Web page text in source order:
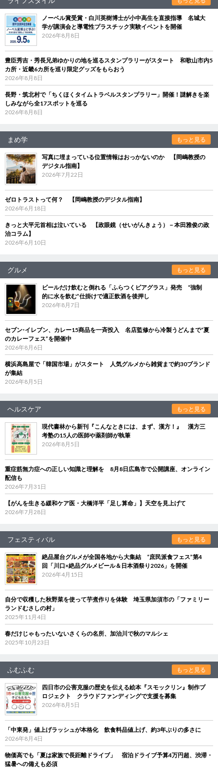
ノーベル賞受賞・白川英樹博士が小中高生を直接指導 名城大
学が講演会と導電性プラスチック実験イベントを開催
2026年8月8日
豊臣秀吉・秀長兄弟ゆかりの地を巡るスタンプラリーがスタート 和歌山市内5
カ所・近畿6カ所を巡り限定グッズをもらおう
2026年8月8日
長野・筑北村で「ちくほくタイムトラベルスタンプラリー」開催！謎解きを楽
しみながら全17スポットを巡る
2026年8月8日
まめ学 もっと見る
写真に埋まっている位置情報はおっかないのか 【岡嶋教授の
デジタル指南】
2026年7月22日
ゼロトラストって何？ 【岡嶋教授のデジタル指南】
2026年6月18日
きっと大平元首相は泣いている 【政眼鏡（せいがんきょう）－本田雅俊の政
治コラム】
2026年6月10日
グルメ もっと見る
ビールだけ飲むと倒れる「ふらつくビアグラス」発売 “強制
的に水を飲む”仕掛けで適正飲酒を後押し
2026年8月7日
セブン‐イレブン、カレー15商品を一斉投入 名店監修から冷製うどんまで“夏
のカレーフェス”を開催中
2026年8月6日
横浜高島屋で「韓国市場」がスタート 人気グルメから雑貨まで約30ブランド
が集結
2026年8月5日
ヘルスケア もっと見る
現代書林から新刊『こんなときには、まず、漢方！』 漢方三
考塾の15人の医師や薬剤師が執筆
2026年8月5日
重症筋無力症への正しい知識と理解を 8月8日広島市で公開講座、オンライン
配信も
2026年7月31日
【がんを生きる緩和ケア医・大橋洋平「足し算命」】天空を見上げて
2026年7月28日
フェスティバル もっと見る
絶品屋台グルメが全国各地から大集結 “庶民派食フェス”第4
回「川口×絶品グルメビール＆日本酒祭り2026」を開催
2026年4月15日
自分で収穫した秋野菜を使って芋煮作りを体験 埼玉県加須市の「ファミリー
ランドむさしの村」
2025年11月4日
春だけじゃもったいないさくらの名所、加治川で秋のマルシェ
2025年10月23日
ふむふむ もっと見る
四日市の公害克服の歴史を伝える絵本『スモックリン』制作プ
ロジェクト クラウドファンディングで支援を募集
2026年8月5日
「中東発」値上げラッシュが本格化 飲食料品値上げ、約3年ぶりの多さに
2026年8月4日
物価高でも「夏は家族で長距離ドライブ」 宿泊ドライブ予算4万円超、渋滞・
猛暑への備えも必須